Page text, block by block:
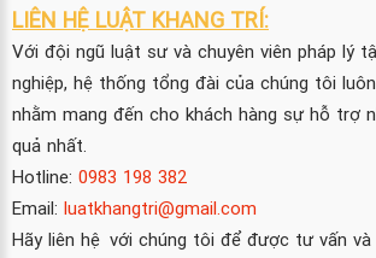
LIÊN HỆ LUẬT KHANG TRÍ:
Với đội ngũ luật sư và chuyên viên pháp lý
nghiệp, hệ thống tổng đài của chúng tôi
nhằm mang đến cho khách hàng sự hỗ trợ
quả nhất.
Hotline: 0983 198 382
Email: luatkhangtri@gmail.com
Hãy liên hệ với chúng tôi để được tư vấn